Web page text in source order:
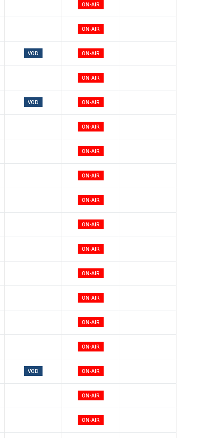
ON-AIR
ON-AIR
VOD ON-AIR
ON-AIR
VOD ON-AIR
ON-AIR
ON-AIR
ON-AIR
ON-AIR
ON-AIR
ON-AIR
ON-AIR
ON-AIR
ON-AIR
ON-AIR
VOD ON-AIR
ON-AIR
ON-AIR